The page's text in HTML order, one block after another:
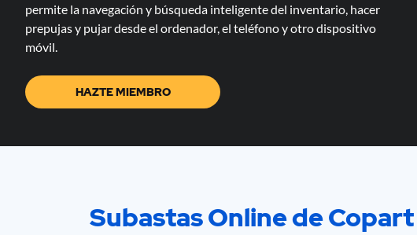
permite la navegación y búsqueda inteligente del inventario, hacer
prepujas y pujar desde el ordenador, el teléfono y otro dispositivo
móvil.
HAZTE MIEMBRO
Subastas Online de